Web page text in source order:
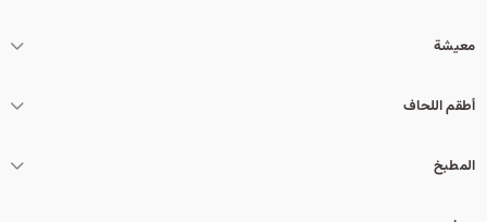
معيشة
أطقم اللحاف
المطبخ